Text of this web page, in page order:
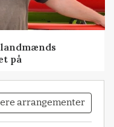
på
arrangementer